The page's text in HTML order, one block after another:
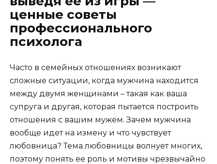
ценные советы
профессионального
психолога
Часто в семейных отношениях возникают
сложные ситуации, когда мужчина находится
между двумя женщинами – такая как ваша
супруга и другая, которая пытается построить
отношения с вашим мужем. Зачем мужчина
вообще идет на измену и что чувствует
любовница? Тема любовницы волнует многих,
поэтому понять ее роль и мотивы чрезвычайно